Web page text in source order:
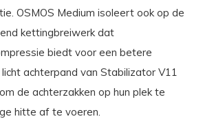
OSMOS Medium isoleert ook op de
kettingbreiwerk dat
biedt voor een betere
achterpand van Stabilizator V11
de achterzakken op hun plek te
hitte af te voeren.